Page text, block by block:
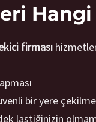
firması
bir yere
lastiğinizin